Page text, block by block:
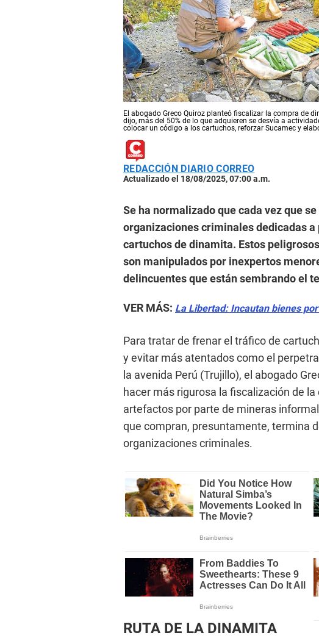
El abogado Greco Quiroz planteó fiscalizar la compra de
dijo, más del 50% de lo que adquieren se desvía a
colocar un código a los cartuchos, reforzar Sucamec y
REDACCIÓN DIARIO CORREO
Actualizado el 18/08/2025, 07:00 a.m.
Se ha normalizado que cada vez que
organizaciones criminales dedicadas
cartuchos de dinamita. Estos
son manipulados por inexpertos
delincuentes que están sembrando el
VER MÁS: La Libertad: Incautan bienes
Para tratar de frenar el tráfico de
y evitar más atentados como el
la avenida Perú (Trujillo), el abogado
hacer más rigurosa la fiscalización de
artefactos por parte de mineras
que compran, presuntamente, termina
organizaciones criminales.
RUTA DE LA DINAMITA